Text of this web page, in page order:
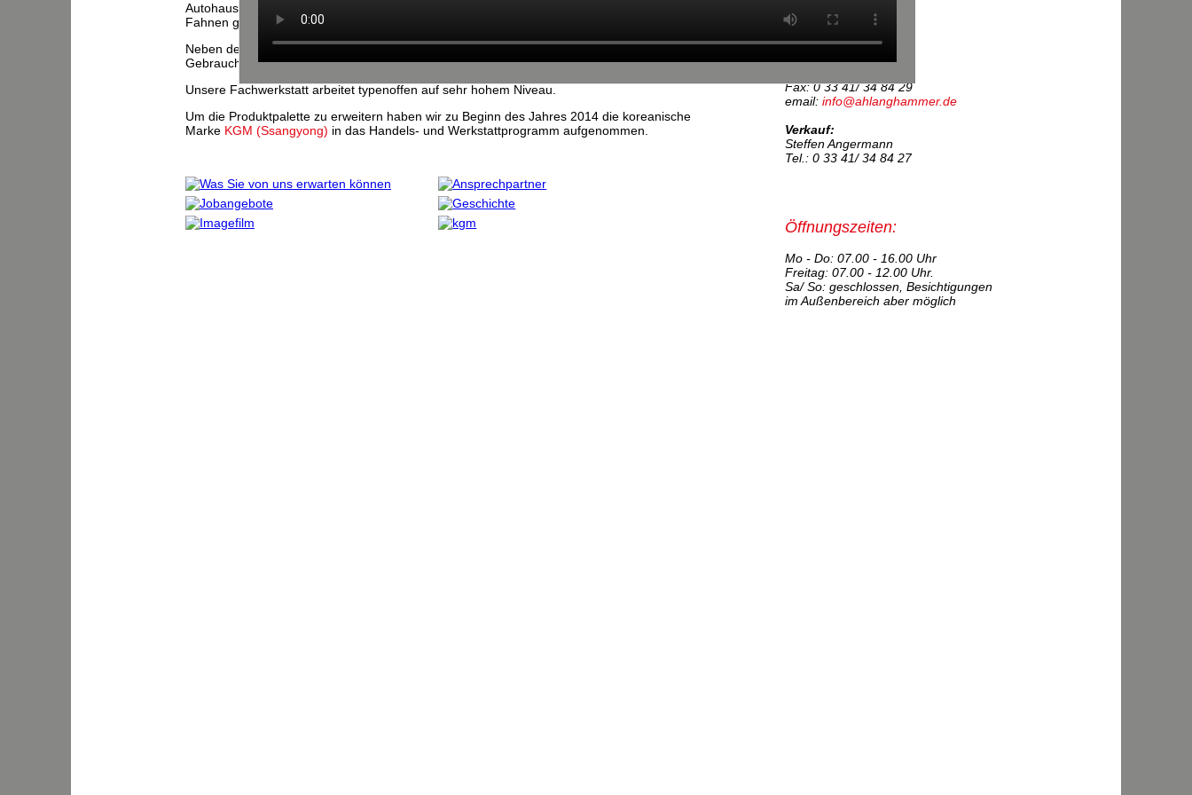
Autohaus Langhammer GmbH - im Strausberger Gewerbegebiet. Wir haben uns auf die
Fahnen geschrieben für unsere Kunden die automobile Mobilität zu gewährleisten.
Neben den zuverlässigen Fahrzeugen der japanischen MarkeMitsubishihandeln wir mit
Gebrauchtwagen verschiedener Hersteller.
Unsere Fachwerkstatt arbeitet typenoffen auf sehr hohem Niveau.
Um die Produktpalette zu erweitern haben wir zu Beginn des Jahres 2014 die koreanische
Marke KGM (Ssangyong) in das Handels- und Werkstattprogramm aufgenommen.
Langhammer GmbH
Lehmkuhlenring 11
15344 Strausberg
Fax: 0 33 41/ 34 84 29
email: info@ahlanghammer.de
Verkauf:
Steffen Angermann
Tel.: 0 33 41/ 34 84 27
Öffnungszeiten:
Mo - Do: 07.00 - 16.00 Uhr
Freitag: 07.00 - 12.00 Uhr.
Sa/ So: geschlossen, Besichtigungen
im Außenbereich aber möglich